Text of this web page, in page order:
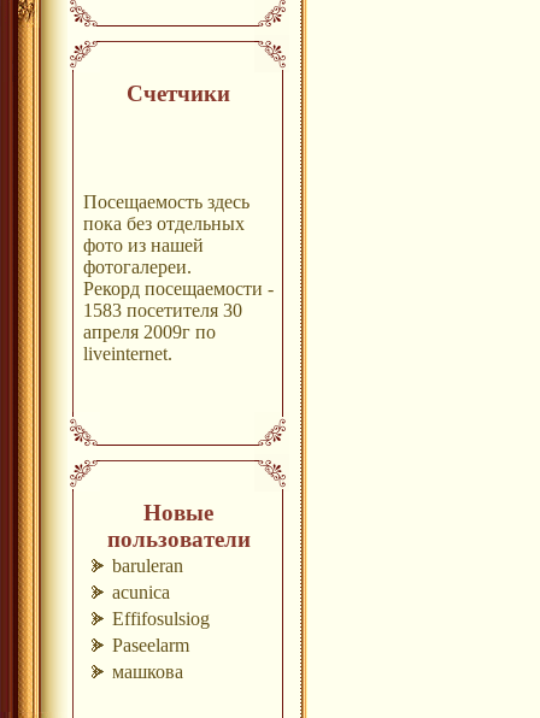
Счетчики
Посещаемость здесь
пока без отдельных
фото из нашей
фотогалереи.
Рекорд посещаемости -
1583 посетителя 30
апреля 2009г по
liveinternet.
Новые
пользователи
baruleran
acunica
Effifosulsiog
Paseelarm
машкова